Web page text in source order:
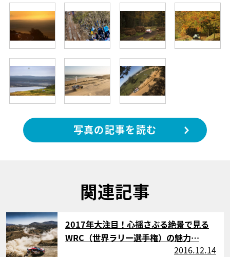
写真の記事を読む
関連記事
サムネイル
2017年大注目！心揺さぶる絶景で見る
WRC（世界ラリー選手権）の魅力…
2016.12.14